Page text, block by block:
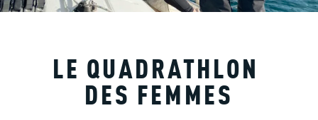
LE QUADRATHLON
DES FEMMES